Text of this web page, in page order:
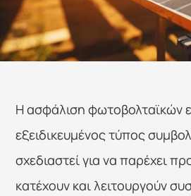
Η ασφάλιση φωτοβολταϊκών
εξειδικευμένος τύπος
σχεδιαστεί για να παρέχει
κατέχουν και λειτουργούν